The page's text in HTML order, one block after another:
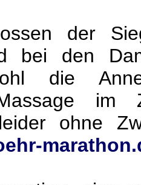
der
bei den
die
im
ohne